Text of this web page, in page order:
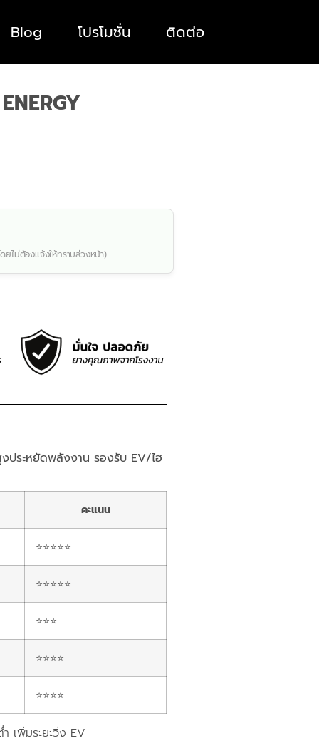
Blog โปรโมชั่น ติดต่อ
ยไม่ต้องแจ้งให้ทราบล่วงหน้า)
งประหยัดพลังงาน รองรับ EV/ไฮ
คะแนน
⭐⭐⭐⭐⭐
⭐⭐⭐⭐⭐
⭐⭐⭐
⭐⭐⭐⭐
⭐⭐⭐⭐
เพิ่มระยะวิ่ง EV